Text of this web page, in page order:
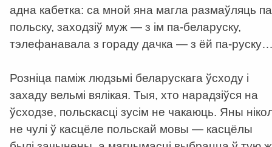
адна кабетка: са мной яна магла размаўляць
польску, заходзіў муж — з ім па-беларуску,
тэлефанавала з гораду дачка — з ёй па-
Розніца паміж людзьмі беларускага ўсходу і
захаду вельмі вялікая. Тыя, хто нарадзіўся на
ўсходзе, польскасці зусім не чакаюць. Яны
не чулі ў касцёле польскай мовы — касцёлы